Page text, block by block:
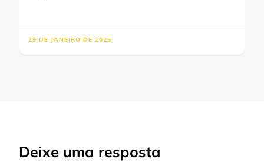
29 DE JANEIRO DE 2025
Deixe uma resposta